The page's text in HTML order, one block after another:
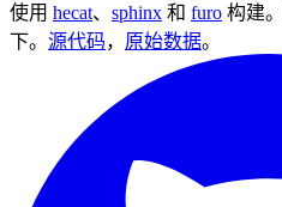
使用 hecat、 sphinx 和 furo 构建
下。 源代码， 原始数据。